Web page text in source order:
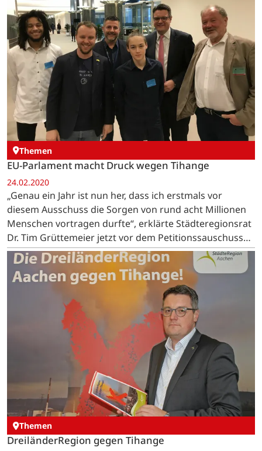
Themen
EU-Parlament macht Druck wegen Tihange
24.02.2020
„Genau ein Jahr ist nun her, dass ich erstmals vor
diesem Ausschuss die Sorgen von rund acht Millionen
Menschen vortragen durfte“, erklärte Städteregionsrat
Dr. Tim Grüttemeier jetzt vor dem Petitionssauschuss
des Europäischen Parlaments und fügte enttäuscht…
Themen
DreiländerRegion gegen Tihange